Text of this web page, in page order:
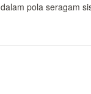
pola seragam